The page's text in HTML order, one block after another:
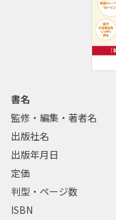
書名
監修・編集・著者名
出版社名
出版年月日
定価
判型・ページ数
ISBN